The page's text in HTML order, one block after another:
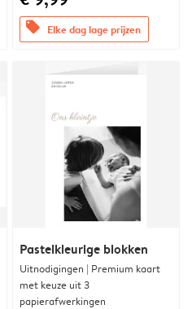
offers Elke dag lage prijzen
Pastelkleurige blokken
Uitnodigingen | Premium kaart
met keuze uit 3
papierafwerkingen